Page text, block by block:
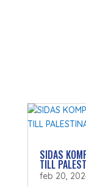
SIDAS
TILL
feb 20,